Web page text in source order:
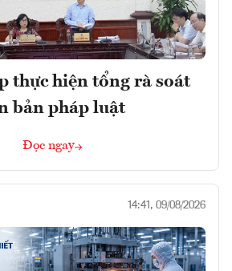
thực hiện tổng rà soát
bản pháp luật
Đọc ngay
14:41, 09/08/2026